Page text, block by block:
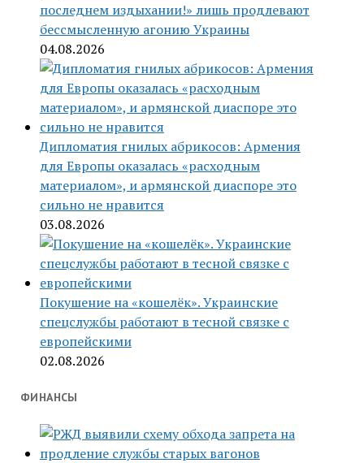
последнем издыхании!» лишь продлевают
бессмысленную агонию Украины
04.08.2026
Дипломатия гнилых абрикосов: Армения
для Европы оказалась «расходным
материалом», и армянской диаспоре это
сильно не нравится
03.08.2026
Покушение на «кошелёк». Украинские
спецслужбы работают в тесной связке с
европейскими
02.08.2026
ФИНАНСЫ